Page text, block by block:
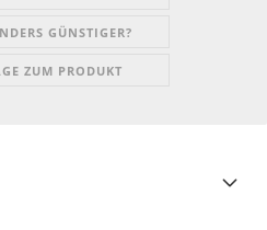
GÜNSTIGER?
ZUM PRODUKT